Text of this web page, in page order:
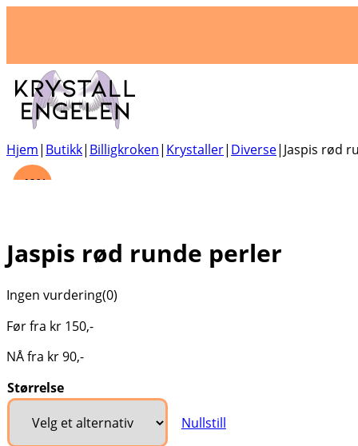
Hjem| Butikk| Billigkroken| Krystaller| Diverse| Jaspis rød
Jaspis rød runde perler
Ingen vurdering(0)
Før fra kr 150,-
NÅ fra kr90,-
Størrelse
Nullstill
-40%